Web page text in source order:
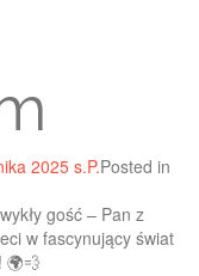
2025 s.P.Posted in
gość – Pan z
w fascynujący świat
🌍💨